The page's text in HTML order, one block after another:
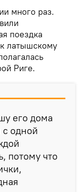
много раз.
поездка
латышскому
Риге.
его дома
с одной
потому что